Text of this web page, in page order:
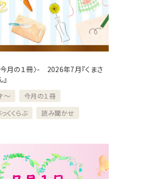
今月の１冊〉- 2026年7月『くまさ
～
今月の１冊
くくらぶ
読み聞かせ